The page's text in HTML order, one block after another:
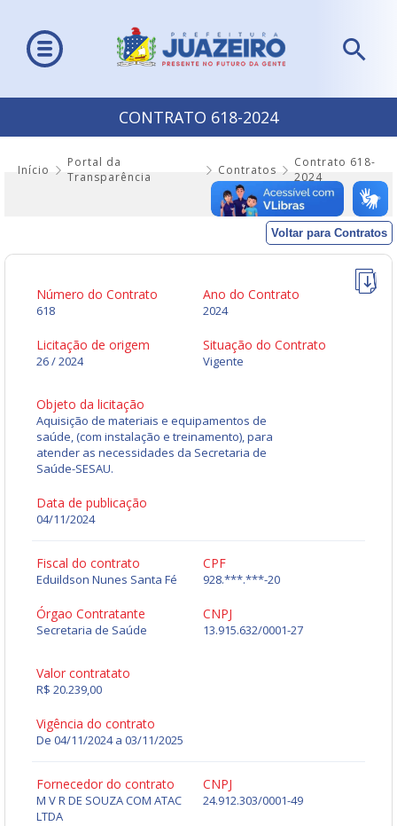
CONTRATO 618-2024
Início
Portal da
Transparência
Contratos
Contrato 618-
2024
Voltar para Contratos
Número do Contrato
618
Ano do Contrato
2024
Licitação de origem
26 / 2024
Situação do Contrato
Vigente
Objeto da licitação
Aquisição de materiais e equipamentos de
saúde, (com instalação e treinamento), para
atender as necessidades da Secretaria de
Saúde-SESAU.
Data de publicação
04/11/2024
Fiscal do contrato
Eduildson Nunes Santa Fé
CPF
928.***.***-20
Órgao Contratante
Secretaria de Saúde
CNPJ
13.915.632/0001-27
Valor contratato
R$ 20.239,00
Vigência do contrato
De 04/11/2024 a 03/11/2025
Fornecedor do contrato
M V R DE SOUZA COM ATAC
LTDA
CNPJ
24.912.303/0001-49